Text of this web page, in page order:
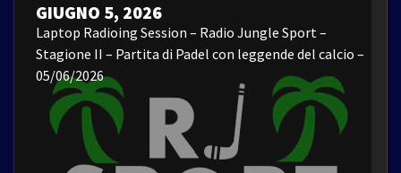
GIUGNO 5, 2026
Laptop Radioing Session – Radio Jungle Sport –
Stagione II – Partita di Padel con leggende del calcio –
05/06/2026